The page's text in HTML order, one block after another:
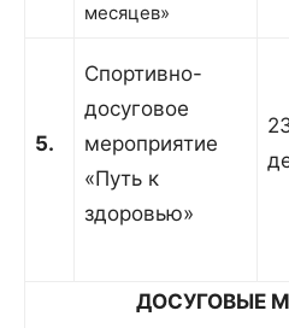
месяцев»
5.
Спортивно-
досуговое
мероприятие
«Путь к
здоровью»
ДОСУГОВЫЕ